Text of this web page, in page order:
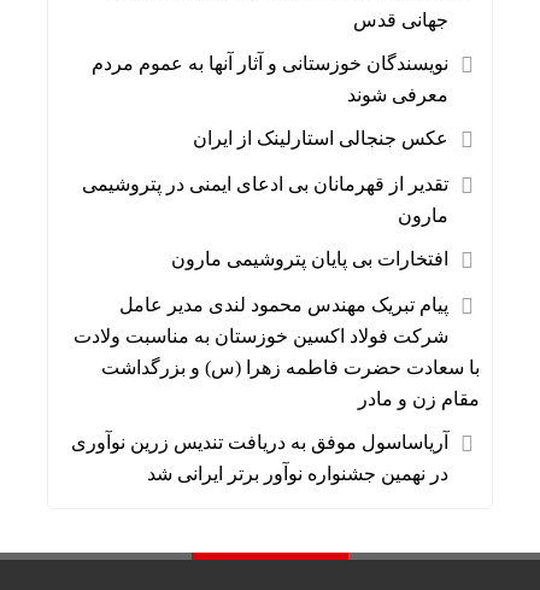
جهانی قدس
نویسندگان خوزستانی و آثار آنها به عموم مردم
معرفی شوند
عکس جنجالی استارلینک از ایران
تقدیر از قهرمانان بی ادعای ایمنی در پتروشیمی
مارون
افتخارات بی پایان پتروشیمی مارون
پیام‌ تبریک مهندس محمود لندی مدیر عامل
شرکت فولاد اکسین خوزستان به مناسبت ولادت
با سعادت حضرت فاطمه زهرا (س) و بزرگداشت
مقام زن و مادر
آریاساسول موفق به دریافت تندیس زرین نوآوری
در نهمین جشنواره نوآور برتر ایرانی شد